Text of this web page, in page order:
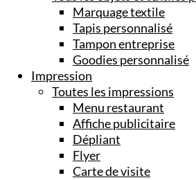
Marquage textile
Tapis personnalisé
Tampon entreprise
Goodies personnalisé
Impression
Toutes les impressions
Menu restaurant
Affiche publicitaire
Dépliant
Flyer
Carte de visite